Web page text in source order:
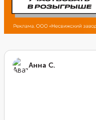
Анна С.